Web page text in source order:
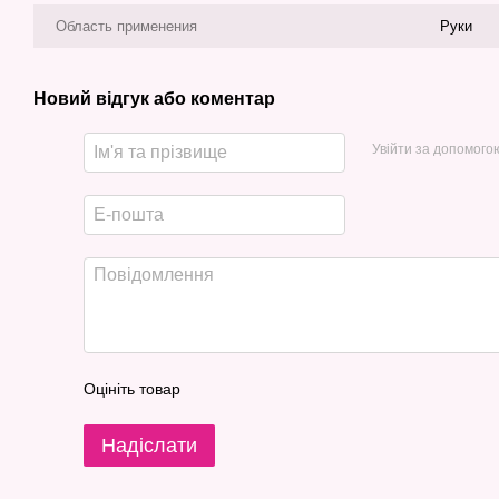
Область применения Руки
Новий відгук або коментар
Увійти за
Оцініть товар
Надіслати